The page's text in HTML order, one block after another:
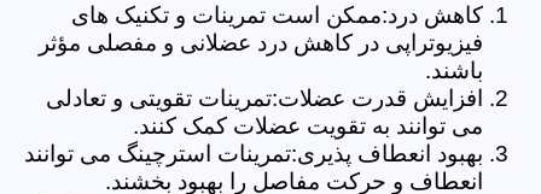
کاهش درد:ممکن است تمرینات و تکنیک های
فیزیوتراپی در کاهش درد عضلانی و مفصلی مؤثر
باشند.
افزایش قدرت عضلات:تمرینات تقویتی و تعادلی
می توانند به تقویت عضلات کمک کنند.
بهبود انعطاف پذیری:تمرینات استرچینگ می توانند
انعطاف و حرکت مفاصل را بهبود بخشند.